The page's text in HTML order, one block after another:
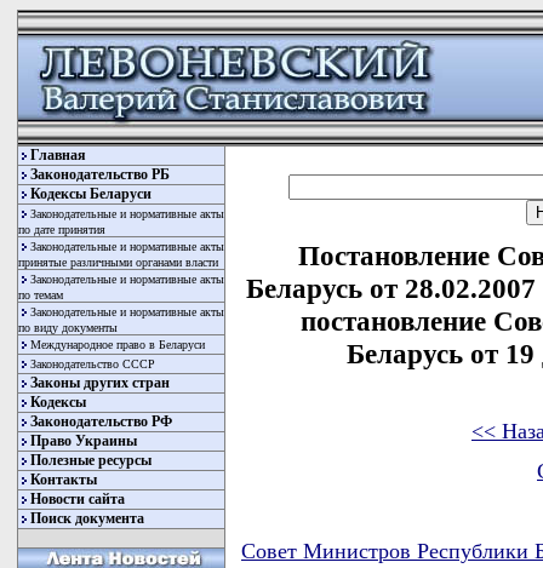
Главная
Законодательство РБ
Кодексы Беларуси
Законодательные и нормативные акты
по дате принятия
Законодательные и нормативные акты
принятые различными органами власти
Законодательные и нормативные акты
по темам
Законодательные и нормативные акты
по виду документы
Международное право в Беларуси
Законодательство СССР
Законы других стран
Кодексы
Законодательство РФ
Право Украины
Полезные ресурсы
Контакты
Новости сайта
Поиск документа
Постановление
Беларусь от
постановление
Беларусь от
<<
Совет Министров Республики